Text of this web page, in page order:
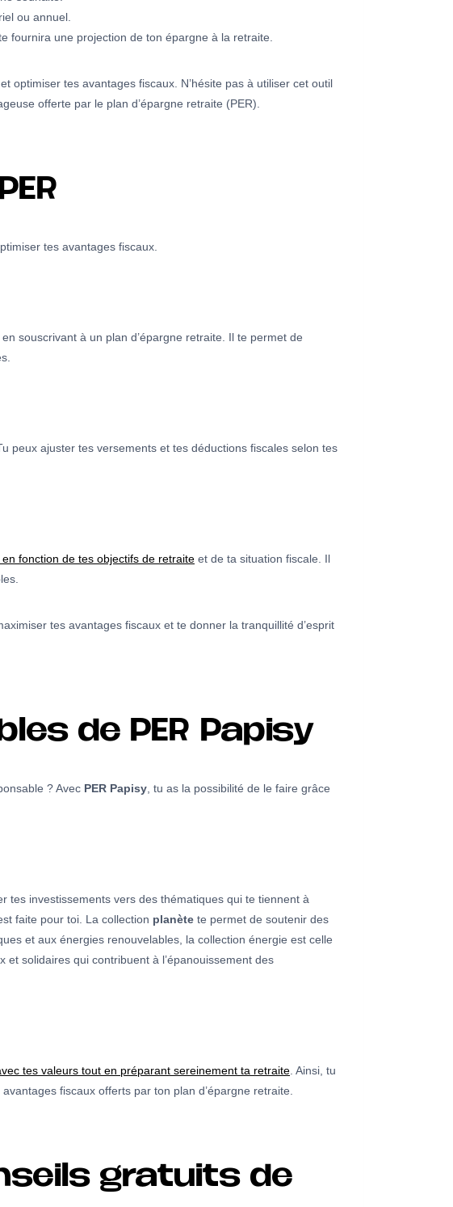
ou annuel.
fournira une projection de ton épargne à la retraite.
optimiser tes avantages fiscaux. N’hésite pas à utiliser cet outil
offerte par le plan d’épargne retraite (PER).
tes avantages fiscaux.
souscrivant à un plan d’épargne retraite. Il te permet de
peux ajuster tes versements et tes déductions fiscales selon tes
fonction de tes objectifs de retraite et de ta situation fiscale. Il
tes avantages fiscaux et te donner la tranquillité d’esprit
de PER Papisy
? Avec PER Papisy , tu as la possibilité de le faire grâce
tes investissements vers des thématiques qui te tiennent à
faite pour toi. La collection planète te permet de soutenir des
et aux énergies renouvelables, la collection énergie est celle
et solidaires qui contribuent à l’épanouissement des
tes valeurs tout en préparant sereinement ta retraite . Ainsi, tu
fiscaux offerts par ton plan d’épargne retraite.
gratuits de